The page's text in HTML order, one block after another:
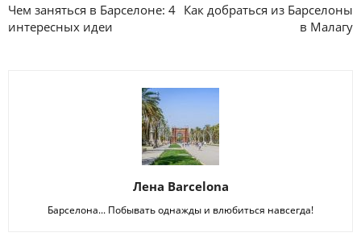
Чем заняться в Барселоне: 4
интересных идеи
Как добраться из Барселоны
в Малагу
Лена Barcelona
Барселона... Побывать однажды и влюбиться навсегда!